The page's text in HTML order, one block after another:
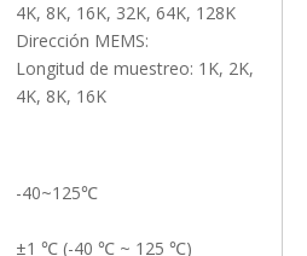
4K, 8K, 16K, 32K, 64K, 128K
Dirección MEMS:
Longitud de muestreo: 1K, 2K,
4K, 8K, 16K
-40~125℃
±1 ℃ (-40 ℃ ~ 125 ℃)